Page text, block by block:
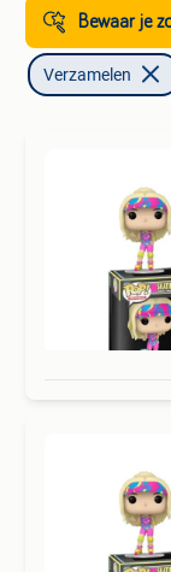
Bewaar je
Verzamelen